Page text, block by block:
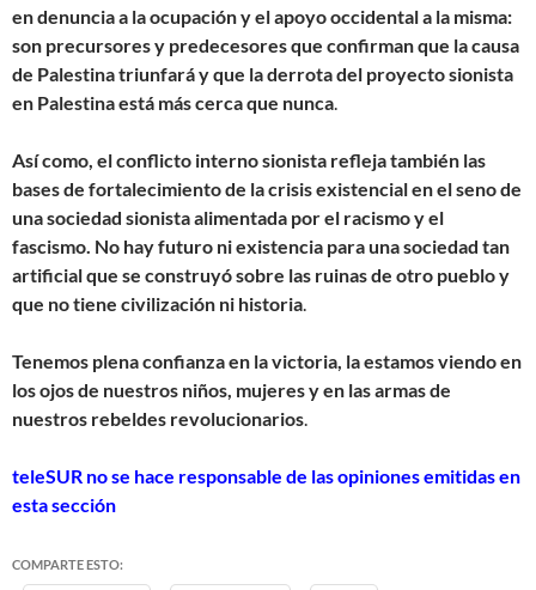
en denuncia a la ocupación y el apoyo occidental a la misma:
son precursores y predecesores que confirman que la causa
de Palestina triunfará y que la derrota del proyecto sionista
en Palestina está más cerca que nunca
Así como, el conflicto interno sionista refleja también las
bases de fortalecimiento de la crisis existencial en el seno de
una sociedad sionista alimentada por el racismo y el
fascismo. No hay futuro ni existencia para una sociedad tan
artificial que se construyó sobre las ruinas de otro pueblo y
que no tiene civilización ni historia
Tenemos plena confianza en la victoria, la estamos viendo en
los ojos de nuestros niños, mujeres y en las armas de
nuestros rebeldes revolucionarios
teleSUR no se hace responsable de las opiniones emitidas en
esta sección
COMPARTE ESTO: